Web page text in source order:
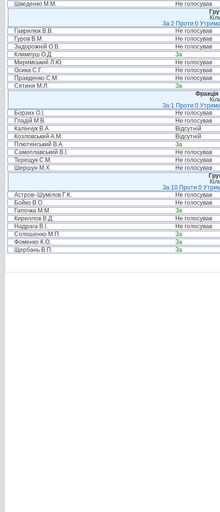
Шведенко М.М.
Не голосував
За:2 Проти:0
Гаврилюк В.В.
Не голосував
Гуров В.М.
Не голосував
Задорожній О.В.
Не голосував
Климпуш О.Д.
За
Миримський Л.Ю.
Не голосував
Осика С.Г.
Не голосував
Правденко С.М.
Не голосував
Сятиня М.Л.
За
Фракція
За:1 Проти:0
Борзих О.І.
Не голосував
Гладій М.В.
Не голосував
Калінчук В.А.
Відсутній
Козловський А.М.
Відсутній
Плютинський В.А.
За
Самоплавський В.І.
Не голосував
Терещук С.М.
Не голосував
Шершун М.Х.
Не голосував
За:10 Проти:0
Астров–Шумілов Г.К.
Не голосував
Бойко В.О.
Не голосував
Гапочка М.М.
За
Кириллов В.Д.
Не голосував
Надрага В.І.
Не голосував
Солошенко М.П.
За
Фоменко К.О.
За
Щербань В.П.
За